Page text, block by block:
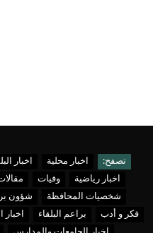
تصفح: اخبار محلية اخبار
اخبار رياضية
وفيات
شخصيات المحافظة
شؤون
فكر و أدب
براعم البلقاء اخبار